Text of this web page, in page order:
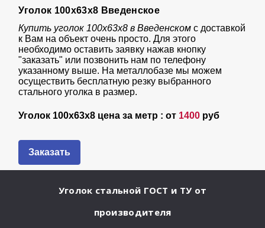
Уголок 100х63х8 Введенское
Купить уголок 100х63х8 в Введенскомс доставкой
к Вам на объект очень просто. Для этого
необходимо оставить заявку нажав кнопку
"заказать" или позвонить нам по телефону
указанному выше. На металлобазе мы можем
осуществить бесплатную резку выбранного
стального уголка в размер.
Уголок 100х63х8 цена за метр : от 1400 руб
Заказать
Уголок стальной ГОСТ и ТУ от
производителя